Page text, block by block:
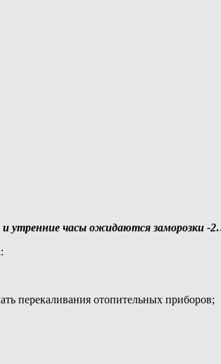
и утренние часы ожидаются заморозки
перекаливания отопительных приборов;